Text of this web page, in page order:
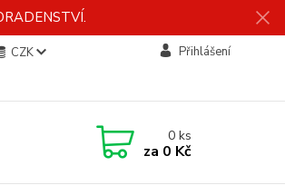
CZK Přihlášení
0ks
za 0 Kč